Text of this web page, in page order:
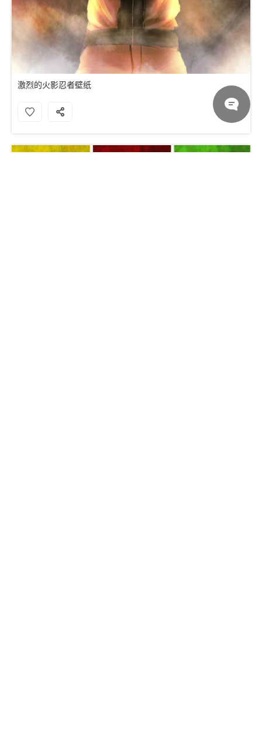
激烈的火影忍者壁纸